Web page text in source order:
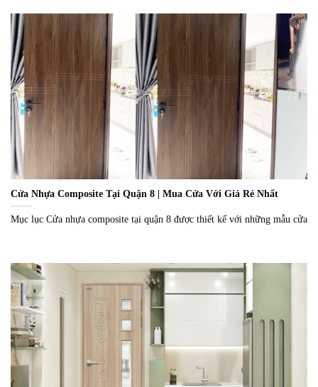
Cửa Nhựa Composite Tại Quận 8 | Mua Cửa Với Giá Rẻ Nhất
Mục lục Cửa nhựa composite tại quận 8 được thiết kế với những mẫu cửa